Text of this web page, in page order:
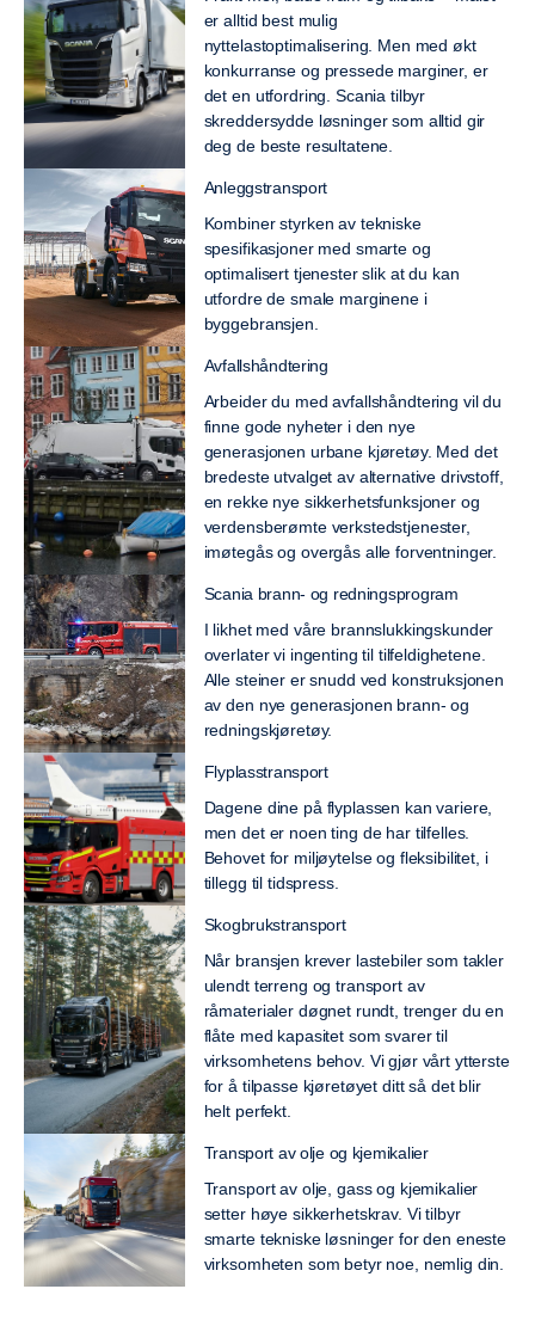
er alltid best mulig
nyttelastoptimalisering. Men med økt
konkurranse og pressede marginer, er
det en utfordring. Scania tilbyr
skreddersydde løsninger som alltid gir
deg de beste resultatene.
Anleggstransport
Kombiner styrken av tekniske
spesifikasjoner med smarte og
optimalisert tjenester slik at du kan
utfordre de smale marginene i
byggebransjen.
Avfallshåndtering
Arbeider du med avfallshåndtering vil du
finne gode nyheter i den nye
generasjonen urbane kjøretøy. Med det
bredeste utvalget av alternative drivstoff,
en rekke nye sikkerhetsfunksjoner og
verdensberømte verkstedstjenester,
imøtegås og overgås alle forventninger.
Scania brann- og redningsprogram
I likhet med våre brannslukkingskunder
overlater vi ingenting til tilfeldighetene.
Alle steiner er snudd ved konstruksjonen
av den nye generasjonen brann- og
redningskjøretøy.
Flyplasstransport
Dagene dine på flyplassen kan variere,
men det er noen ting de har tilfelles.
Behovet for miljøytelse og fleksibilitet, i
tillegg til tidspress.
Skogbrukstransport
Når bransjen krever lastebiler som takler
ulendt terreng og transport av
råmaterialer døgnet rundt, trenger du en
flåte med kapasitet som svarer til
virksomhetens behov. Vi gjør vårt ytterste
for å tilpasse kjøretøyet ditt så det blir
helt perfekt.
Transport av olje og kjemikalier
Transport av olje, gass og kjemikalier
setter høye sikkerhetskrav. Vi tilbyr
smarte tekniske løsninger for den eneste
virksomheten som betyr noe, nemlig din.